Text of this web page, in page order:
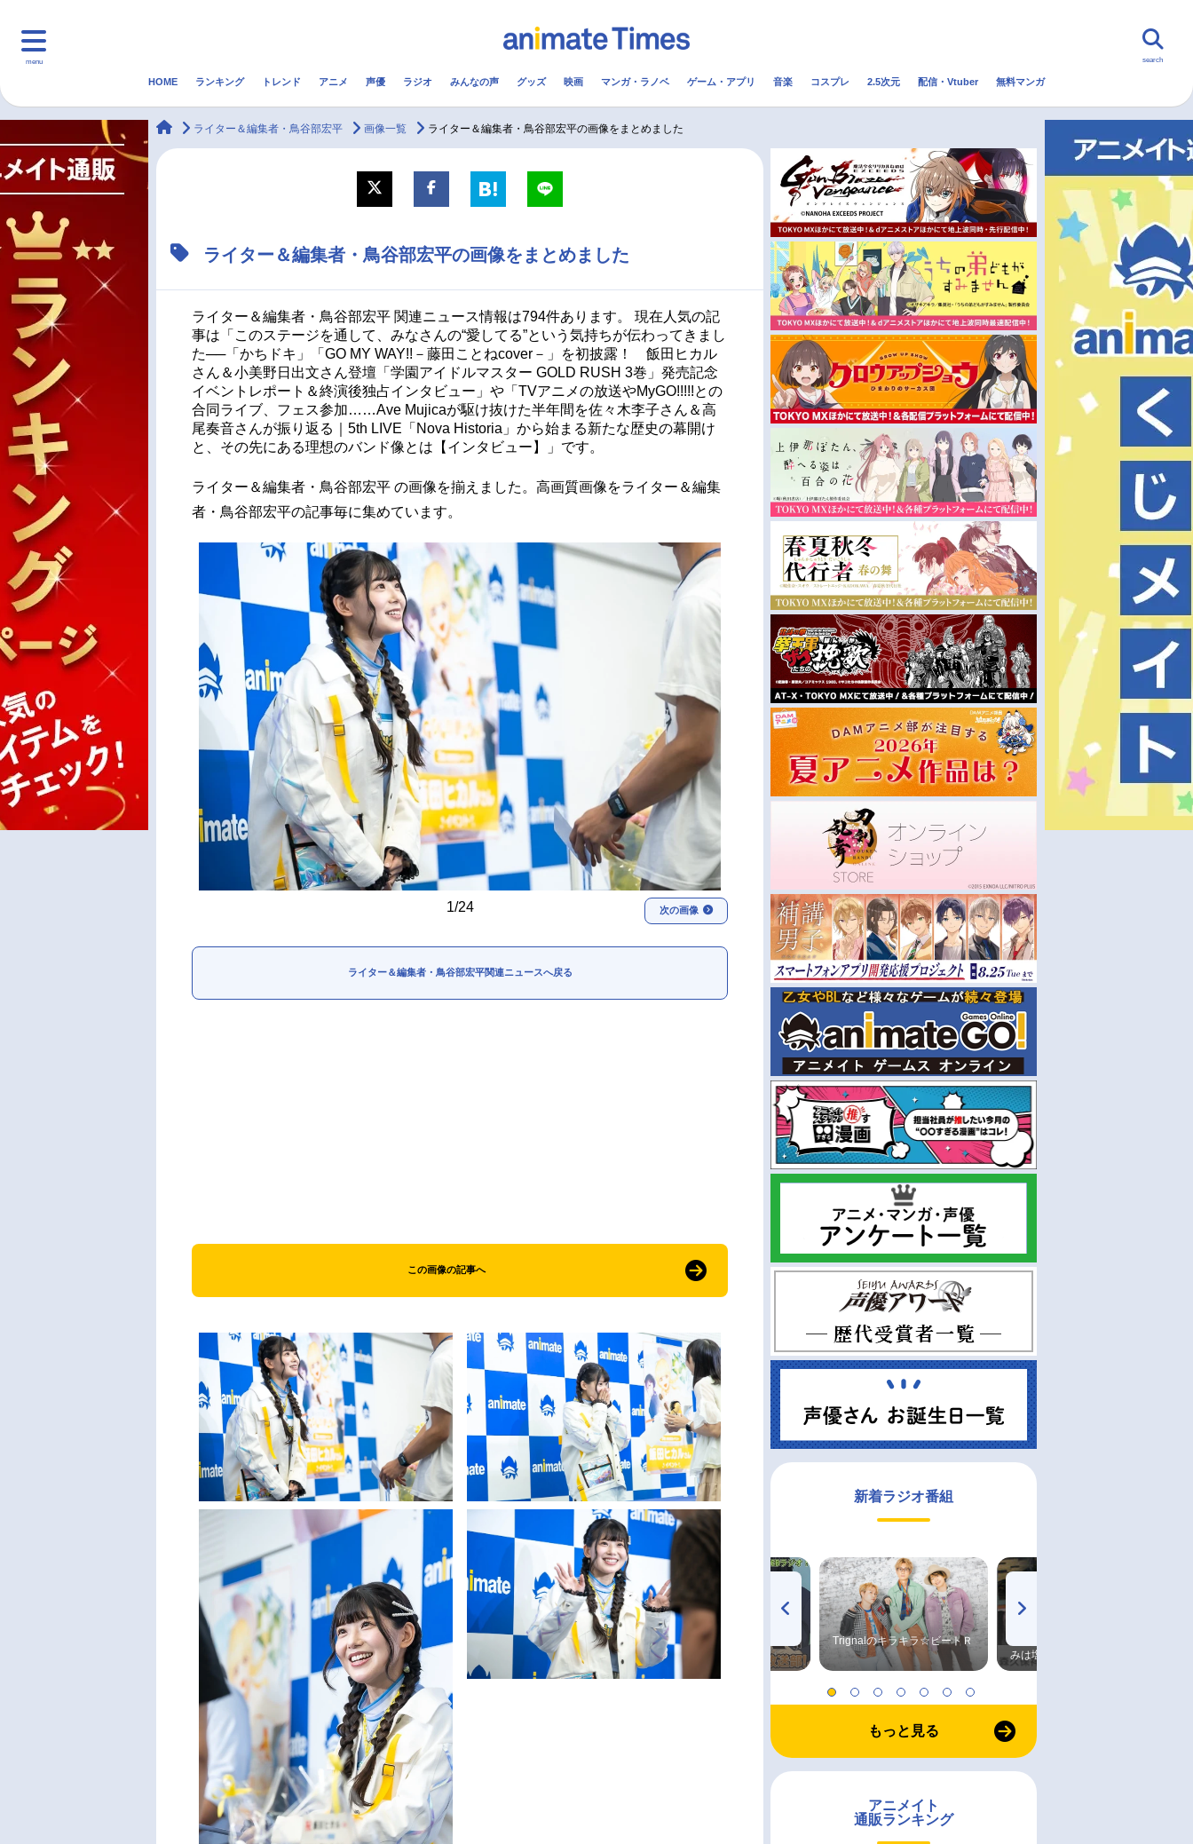
menu
マンガ・ラノベ 音楽 配信・Vtuber トレンド 無料マンガ
アニメ記事一覧
声優記事一覧
実写化映画一覧
男性声優/女性声優一覧
今期アニメ曜日別一覧
夏アニメ
秋アニメ
冬アニメ
FOLLOW US
search
HOME ランキング トレンド アニメ 声優 ラジオ みんなの声 グッズ 映画 マンガ・ラノベ ゲーム・アプリ 音楽 コスプレ 2.5次元 配信・Vtuber 無料マンガ
animateTimes
ライター＆編集者・鳥谷部宏平 画像一覧 ライター＆編集者・鳥谷部宏平の画像をまとめました
ライター＆編集者・鳥谷部宏平の画像をまとめました
ライター＆編集者・鳥谷部宏平 関連ニュース情報は794件あります。 現在人気の記
事は「このステージを通して、みなさんの“愛してる”という気持ちが伝わってきまし
た──「かちドキ」「GO MY WAY!!－藤田ことねcover－」を初披露！ 飯田ヒカル
さん＆小美野日出文さん登壇「学園アイドルマスター GOLD RUSH 3巻」発売記念
イベントレポート＆終演後独占インタビュー」や「TVアニメの放送やMyGO!!!!!との
合同ライブ、フェス参加……Ave Mujicaが駆け抜けた半年間を佐々木李子さん＆高
尾奏音さんが振り返る｜5th LIVE「Nova Historia」から始まる新たな歴史の幕開け
と、その先にある理想のバンド像とは【インタビュー】」です。
ライター＆編集者・鳥谷部宏平 の画像を揃えました。高画質画像をライター＆編集
者・鳥谷部宏平の記事毎に集めています。
1/24 次の画像
ライター＆編集者・鳥谷部宏平関連ニュースへ戻る
この画像の記事へ
新着ラジオ番組
TVアニメ『戦隊大失格』
radio 大直会 2nd season
ハイキュー!! 烏野高校放送部! Trignalのキラキラ☆ビートＲ
みは塩だけ
もっと見る
アニメイト
通販ランキング